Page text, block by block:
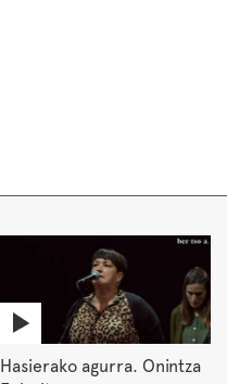
Hasierako agurra. Onintza